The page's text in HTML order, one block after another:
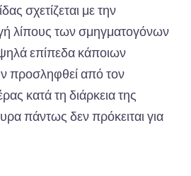
σχετίζεται με την
λίπους των σμηγματογόνων
επίπεδα κάποιων
προσληφθεί από τον
κατά τη διάρκεια της
πάντως δεν πρόκειται για